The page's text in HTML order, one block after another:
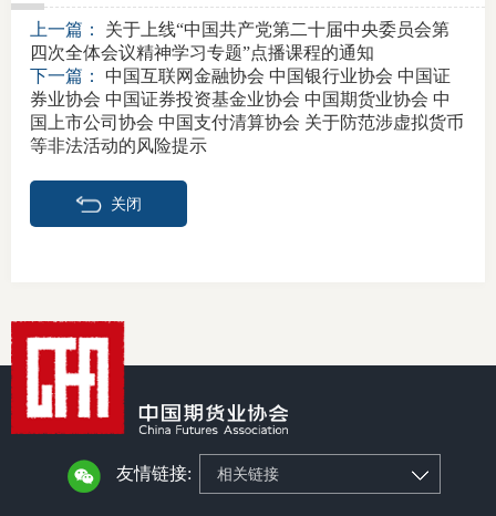
上一篇：
关于上线“中国共产党第二十届中央委员会第
四次全体会议精神学习专题”点播课程的通知
下一篇：
中国互联网金融协会 中国银行业协会 中国证
券业协会 中国证券投资基金业协会 中国期货业协会 中
国上市公司协会 中国支付清算协会 关于防范涉虚拟货币
等非法活动的风险提示
关闭
友情链接: 相关链接